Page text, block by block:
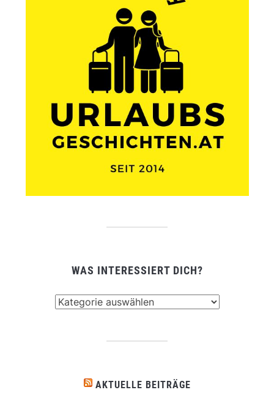
WAS INTERESSIERT DICH?
AKTUELLE BEITRÄGE